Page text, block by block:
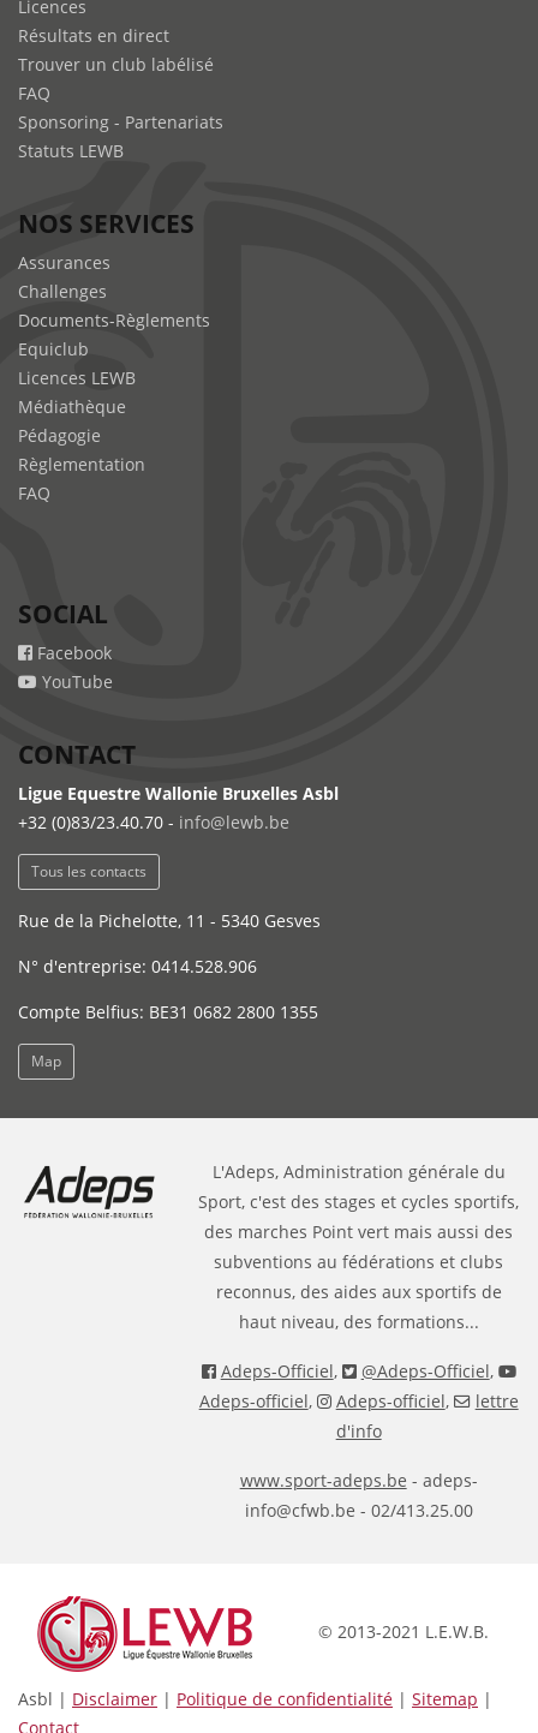
Licences
Résultats en direct
Trouver un club labélisé
FAQ
Sponsoring - Partenariats
Statuts LEWB
NOS SERVICES
Assurances
Challenges
Documents-Règlements
Equiclub
Licences LEWB
Médiathèque
Pédagogie
Règlementation
FAQ
SOCIAL
Facebook
YouTube
CONTACT
Ligue Equestre Wallonie Bruxelles Asbl
+32 (0)83/23.40.70 - info@lewb.be
Tous les contacts
Rue de la Pichelotte, 11 - 5340 Gesves
N° d'entreprise: 0414.528.906
Compte Belfius: BE31 0682 2800 1355
Map
L'Adeps, Administration générale du
Sport, c'est des stages et cycles sportifs,
des marches Point vert mais aussi des
subventions au fédérations et clubs
reconnus, des aides aux sportifs de
haut niveau, des formations...
Adeps-Officiel, @Adeps-Officiel,
Adeps-officiel, Adeps-officiel,
lettre
d'info
www.sport-adeps.be - adeps-
info@cfwb.be - 02/413.25.00
© 2013-2021 L.E.W.B.
Asbl | Disclaimer | Politique de confidentialité | Sitemap |
Contact